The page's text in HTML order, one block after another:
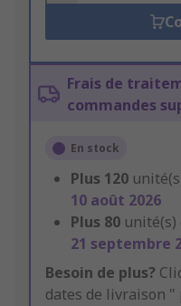
Frais de
commandes
En stock
Plus 120
10 août 2026
Plus 80 unité(s)
21 septembre
Besoin de plus?
dates de livraison